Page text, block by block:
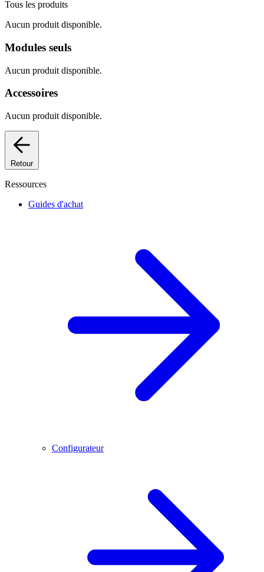
Tous les produits
Aucun produit disponible.
Modules seuls
Aucun produit disponible.
Accessoires
Aucun produit disponible.
Retour
Ressources
Guides d'achat
Configurateur